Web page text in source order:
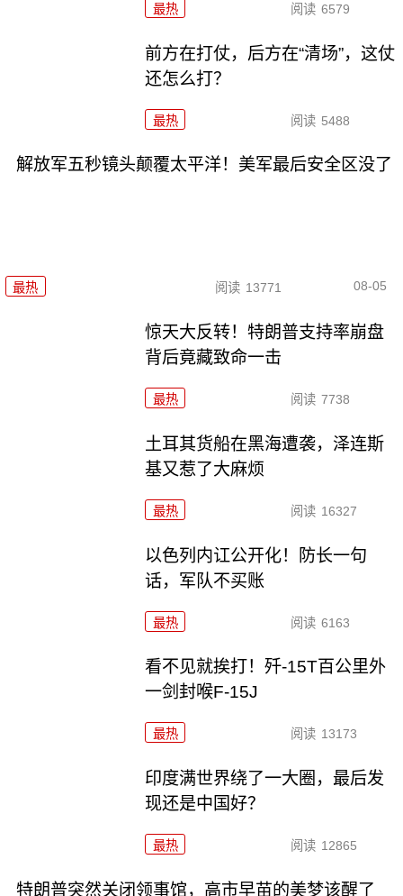
最热 阅读 6579
前方在打仗，后方在“清场”，这仗
还怎么打？
最热 阅读 5488
解放军五秒镜头颠覆太平洋！美军最后安全区没了
最热 阅读 13771 08-05
惊天大反转！特朗普支持率崩盘
背后竟藏致命一击
最热 阅读 7738
土耳其货船在黑海遭袭，泽连斯
基又惹了大麻烦
最热 阅读 16327
以色列内讧公开化！防长一句
话，军队不买账
最热 阅读 6163
看不见就挨打！歼-15T百公里外
一剑封喉F-15J
最热 阅读 13173
印度满世界绕了一大圈，最后发
现还是中国好？
最热 阅读 12865
特朗普突然关闭领事馆，高市早苗的美梦该醒了